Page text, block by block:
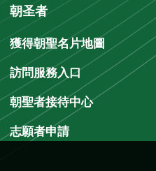
朝圣者
獲得朝聖名片地圖
訪問服務入口
朝聖者接待中心
志願者申請